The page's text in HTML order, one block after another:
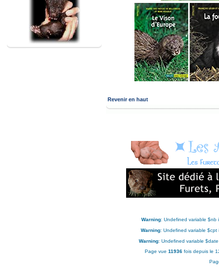
Revenir en haut
Warning: Undefined variable $nb
Warning: Undefined variable $cpt
Warning: Undefined variable
Page vue 11936 fois depuis le